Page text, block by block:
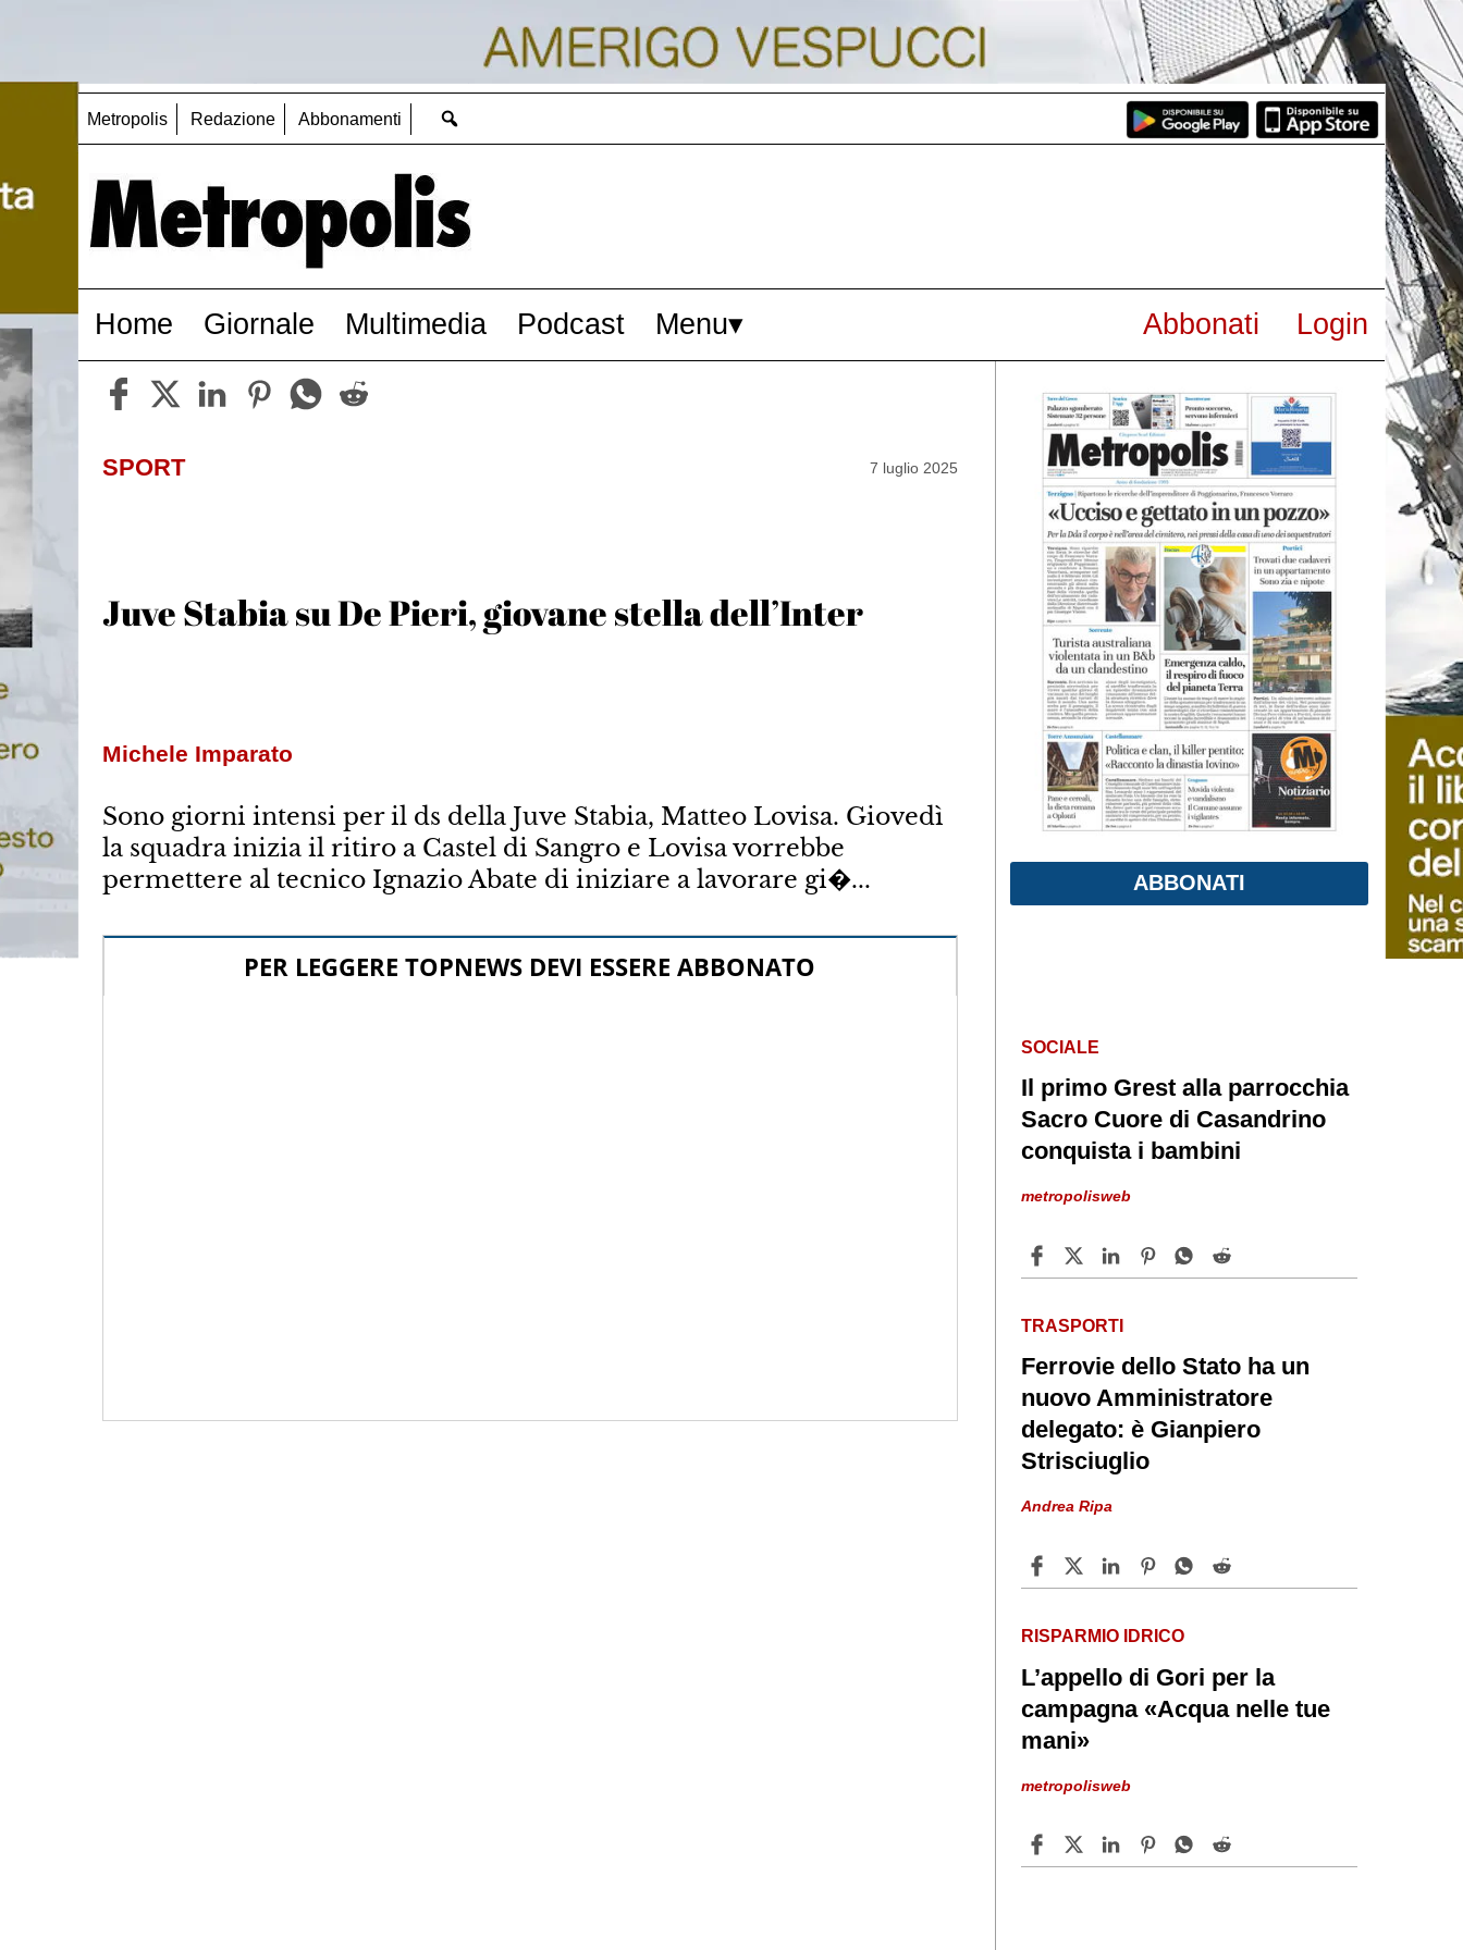
Metropolis Redazione Abbonamenti
Home Giornale Multimedia Podcast Menu Abbonati Login
SPORT 7 luglio 2025
Juve Stabia su De Pieri, giovane stella dell’Inter
Michele Imparato
Sono giorni intensi per il ds della Juve Stabia, Matteo Lovisa. Giovedì
la squadra inizia il ritiro a Castel di Sangro e Lovisa vorrebbe
permettere al tecnico Ignazio Abate di iniziare a lavorare gi�...
PER LEGGERE TOPNEWS DEVI ESSERE ABBONATO
ABBONATI
SOCIALE
Il primo Grest alla parrocchia
Sacro Cuore di Casandrino
conquista i bambini
metropolisweb
TRASPORTI
Ferrovie dello Stato ha un
nuovo Amministratore
delegato: è Gianpiero
Strisciuglio
Andrea Ripa
RISPARMIO IDRICO
L’appello di Gori per la
campagna «Acqua nelle tue
mani»
metropolisweb